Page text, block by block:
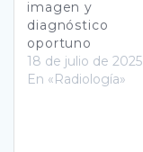
imagen y
diagnóstico
oportuno
18 de julio de 2025
En «Radiología»